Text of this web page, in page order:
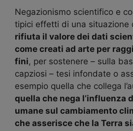
Negazionismo scientifico e
tipici effetti di una situazione
rifiuta il valore dei dati
come creati ad arte per
fini, per sostenere – sulla
capziosi – tesi infondate o
esempio quella che collega
quella che nega l’influenza
umane sul cambiamento
che asserisce che la Terra